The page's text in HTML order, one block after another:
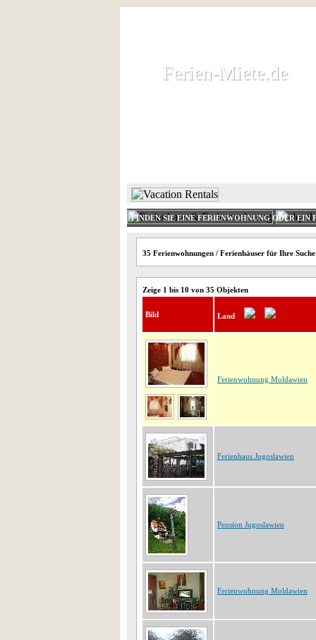
Ferien-Miete.de
Ferien-Miete.de
FINDEN SIE EINE FERIENWOHNUNG ODER EIN
35 Ferienwohnungen / Ferienhäuser für Ihre
Zeige 1 bis 10 von 35 Objekten
Bild Land
Ferienwohnung Moldawien
Ferienhaus Jugoslawien
Pension Jugoslawien
Ferienwohnung Moldawien